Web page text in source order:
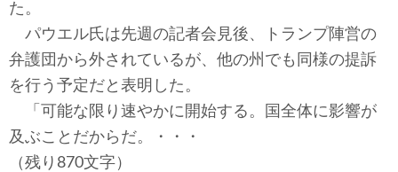
東アジア
東京発
た。
パウエル氏は先週の記者会見後、トランプ陣営の
弁護団から外されているが、他の州でも同様の提訴
を行う予定だと表明した。
「可能な限り速やかに開始する。国全体に影響が
及ぶことだからだ。・・・
（残り870文字）